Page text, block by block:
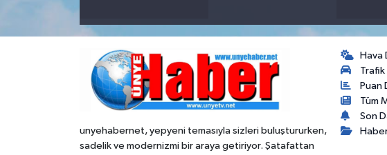
unyehabernet, yepyeni temasıyla sizleri buluştururken,
sadelik ve modernizmi bir araya getiriyor. Şatafattan
Hava
Trafik
Puan
Tüm
Son